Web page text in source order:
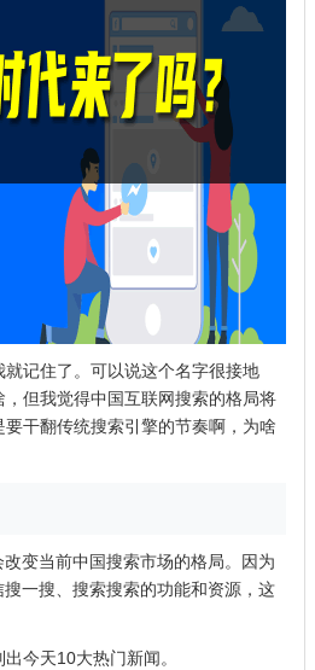
记住了。可以说这个名字很接地
但我觉得中国互联网搜索的格局将
干翻传统搜索引擎的节奏啊，为啥
变当前中国搜索市场的格局。因为
一搜、搜索搜索的功能和资源，这
今天10大热门新闻。